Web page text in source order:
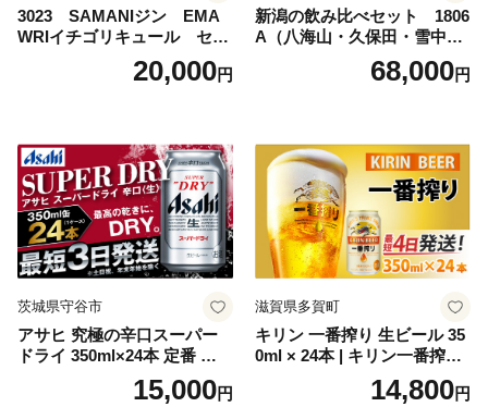
3023 SAMANIジン EMA
WRIイチゴリキュール セッ
ト（箱入り）【大人の味 酒
お酒 洋酒 スピリッツ クラフ
セット 詰め合わせ カクテル
ソーダ割り アルコール ロッ
ク ソーダ ジントニック 】
20,000円
新潟の飲み比べセット 1806
A（八海山・久保田・雪中
梅・越乃寒梅・かたふね・千
68,000円
茨城県守谷市
アサヒ 究極の辛口スーパー
ドライ 350ml×24本 定番 ビー
ル 缶ビール 酒 お酒 アルコー
15,000円
滋賀県多賀町
キリン 一番搾り 生ビール 35
0ml × 24本 | キリン一番搾り
キリンビール 一番搾り ビー
ル 24缶 きりんいちばんしぼ
14,800円